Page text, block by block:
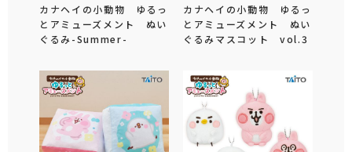
カナヘイの小動物 ゆるっ
とアミューズメント ぬい
ぐるみ-Summer-
カナヘイの小動物 ゆるっ
とアミューズメント ぬい
ぐるみマスコット vol.3